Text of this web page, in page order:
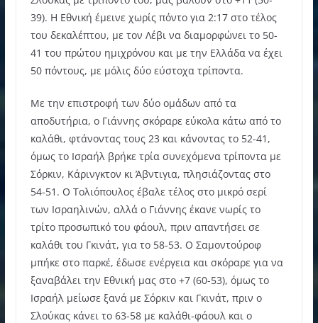
39). Η Εθνική έμεινε χωρίς πόντο για 2:17 στο τέλος
του δεκαλέπτου, με τον Λέβι να διαμορφώνει το 50-
41 του πρώτου ημιχρόνου και με την Ελλάδα να έχει
50 πόντους, με μόλις δύο εύστοχα τρίποντα.
Με την επιστροφή των δύο ομάδων από τα
αποδυτήρια, ο Γιάννης σκόραρε εύκολα κάτω από το
καλάθι, φτάνοντας τους 23 και κάνοντας το 52-41,
όμως το Ισραήλ βρήκε τρία συνεχόμενα τρίποντα με
Σόρκιν, Κάρινγκτον κι Άβντιγια, πλησιάζοντας στο
54-51. Ο Τολιόπουλος έβαλε τέλος στο μικρό σερί
των Ισραηλινών, αλλά ο Γιάννης έκανε νωρίς το
τρίτο προσωπικό του φάουλ, πριν απαντήσει σε
καλάθι του Γκινάτ, για το 58-53. Ο Σαμοντούροφ
μπήκε στο παρκέ, έδωσε ενέργεια και σκόραρε για να
ξαναβάλει την Εθνική μας στο +7 (60-53), όμως το
Ισραήλ μείωσε ξανά με Σόρκιν και Γκινάτ, πριν ο
Σλούκας κάνει το 63-58 με καλάθι-φάουλ και ο